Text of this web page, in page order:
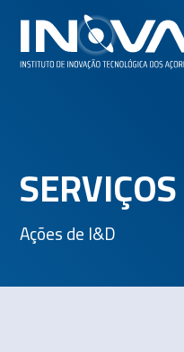
SERVIÇOS
Ações de I&D